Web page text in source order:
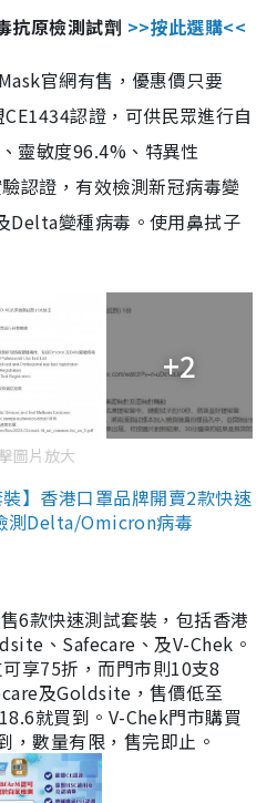
抗原檢測試劑 >>按此選購<<
官網有售，優惠價只要
認證，可供民眾進行自
靈敏度96.4%、特異性
認證，有效檢測新冠病毒變
Delta變種病毒。使用鼻拭子
+2
圖片放大
】香港口罩品牌開賣2款快速
測Delta/Omicron病毒
6款快速測試套裝，包括香港
、Safecare、及V-Chek。
享75折，而門市則10支8
及Goldsite，售價低至
就買到。V-Chek門市購買
，數量有限，售完即止。